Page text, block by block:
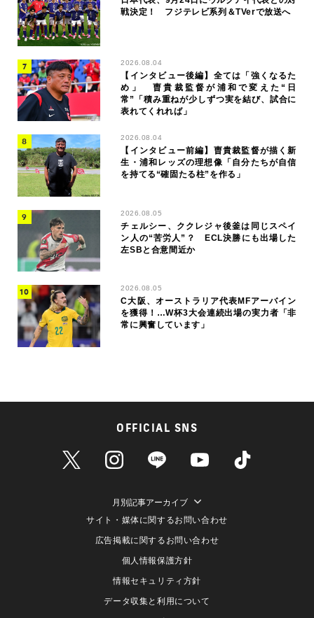
戦決定！ フジテレビ系列＆TVerで放送へ
2026.08.04
【インタビュー後編】全ては「強くなるた
め」 曺貴裁監督が浦和で変えた“日
常”「積み重ねが少しずつ実を結び、試合に
表れてくれれば」
2026.08.04
【インタビュー前編】曺貴裁監督が描く新
生・浦和レッズの理想像「自分たちが自信
を持てる“確固たる柱”を作る」
2026.08.05
チェルシー、ククレジャ後釜は同じスペイ
ン人の“苦労人”？ ECL決勝にも出場した
左SBと合意間近か
2026.08.05
C大阪、オーストラリア代表MFアーバイン
を獲得！…W杯3大会連続出場の実力者「非
常に興奮しています」
OFFICIAL SNS
月別記事アーカイブ
サイト・媒体に関するお問い合わせ
広告掲載に関するお問い合わせ
個人情報保護方針
情報セキュリティ方針
データ収集と利用について